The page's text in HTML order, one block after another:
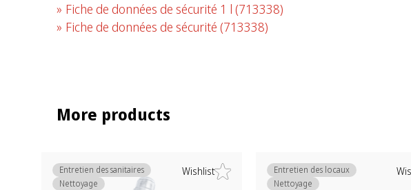
Fiche de données de sécurité 1 l (713338)
Fiche de données de sécurité (713338)
More products
Wishlist
Entretien des sanitaires
Nettoyage
Entretien des locaux
Nettoyage